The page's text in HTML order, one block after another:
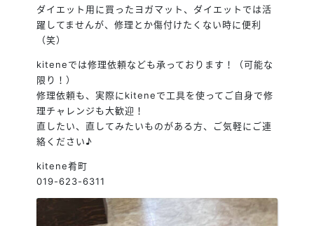
ダイエット用に買ったヨガマット、ダイエットでは活
躍してませんが、修理とか傷付けたくない時に便利
（笑）
kiteneでは修理依頼なども承っております！（可能な
限り！）
修理依頼も、実際にkiteneで工具を使ってご自身で修
理チャレンジも大歓迎！
直したい、直してみたいものがある方、ご気軽にご連
絡ください♪
kitene肴町
019-623-6311